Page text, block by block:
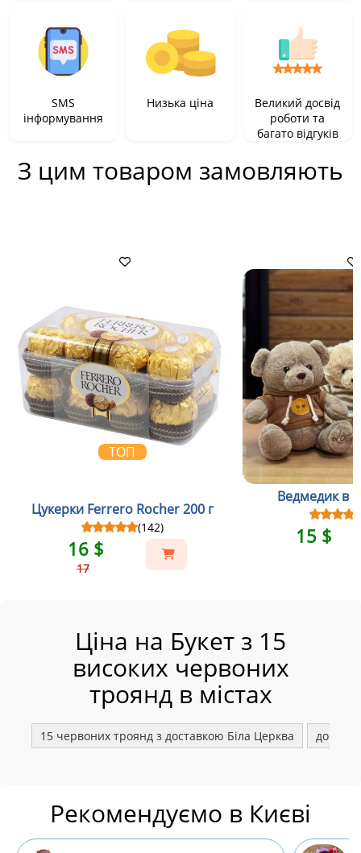
SMS
інформування
Низька ціна
Великий досвід
роботи та
багато відгуків
З цим товаром замовляють
ТОП
Цукерки Ferrero Rocher 200 г
(142)
16 $
17
Ведмедик в
15 $
Ціна на Букет з 15
високих червоних
троянд в містах
15 червоних троянд з доставкою Біла Церква
Рекомендуємо в Києві